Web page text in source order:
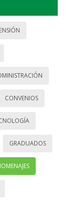
CONVENIOS
GRADUADOS